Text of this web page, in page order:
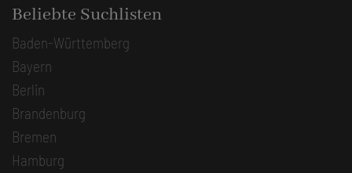
Beliebte Suchlisten
Baden-Württemberg
Bayern
Berlin
Brandenburg
Bremen
Hamburg